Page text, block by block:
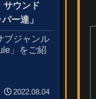
サウンド
ー達」
ブジャンル
」をご紹
2022.08.04